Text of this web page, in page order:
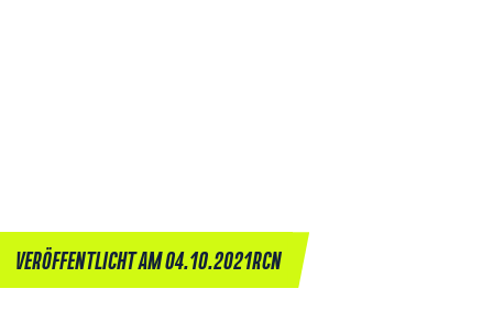
VERÖFFENTLICHT AM 04.10.2021RCN